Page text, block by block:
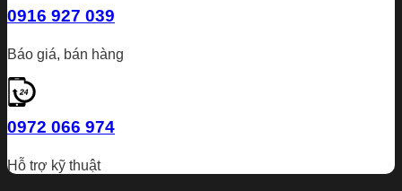
0916 927 039
Báo giá, bán hàng
0972 066 974
Hỗ trợ kỹ thuật